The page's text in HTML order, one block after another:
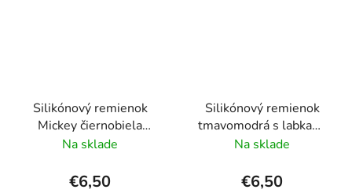
Silikónový remienok
Mickey čiernobiela
22mm
Na sklade
€6,50
Silikónový remienok
tmavomodrá s labkami
22mm
Na sklade
€6,50